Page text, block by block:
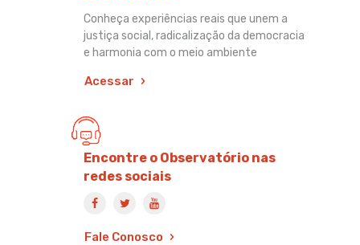
Conheça experiências reais que unem a
justiça social, radicalização da democracia
e harmonia com o meio ambiente
Acessar
Encontre o Observatório nas
redes sociais
Fale Conosco